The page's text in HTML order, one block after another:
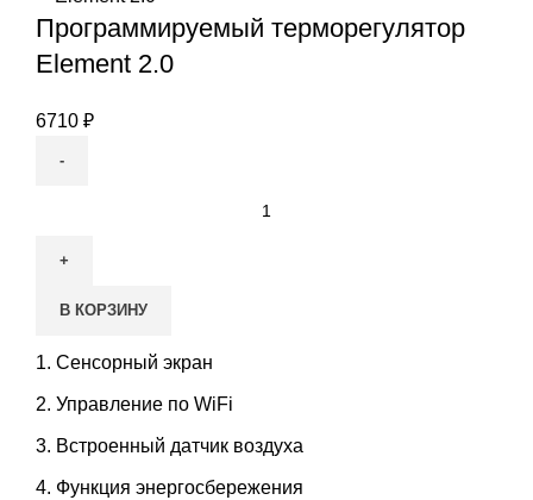
Программируемый терморегулятор
Element 2.0
6710 ₽
Программируемый
Element
В КОРЗИНУ
Сенсорный экран
Управление по WiFi
Встроенный датчик воздуха
Функция энергосбережения